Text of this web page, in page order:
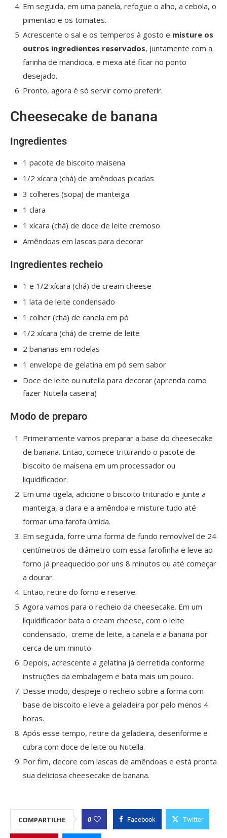
Em seguida, em uma panela, refogue o alho, a cebola, o
pimentão e os tomates.
Acrescente o sal e os temperos à gosto e misture os
outros ingredientes reservados, juntamente com a
farinha de mandioca, e mexa até ficar no ponto
desejado.
Pronto, agora é só servir como preferir.
Cheesecake de banana
Ingredientes
1 pacote de biscoito maisena
1/2 xícara (chá) de amêndoas picadas
3 colheres (sopa) de manteiga
1 clara
1 xícara (chá) de doce de leite cremoso
Amêndoas em lascas para decorar
Ingredientes recheio
1 e 1/2 xícara (chá) de cream cheese
1 lata de leite condensado
1 colher (chá) de canela em pó
1/2 xícara (chá) de creme de leite
2 bananas em rodelas
1 envelope de gelatina em pó sem sabor
Doce de leite ou nutella para decorar (aprenda como
fazer Nutella caseira)
Modo de preparo
Primeiramente vamos preparar a base do cheesecake
de banana. Então, comece triturando o pacote de
biscoito de maisena em um processador ou
liquidificador.
Em uma tigela, adicione o biscoito triturado e junte a
manteiga, a clara e a amêndoa e misture tudo até
formar uma farofa úmida.
Em seguida, forre uma forma de fundo removível de 24
centímetros de diâmetro com essa farofinha e leve ao
forno já preaquecido por uns 8 minutos ou até começar
a dourar.
Então, retire do forno e reserve.
Agora vamos para o recheio da cheesecake. Em um
liquidificador bata o cream cheese, com o leite
condensado, creme de leite, a canela e a banana por
cerca de um minuto.
Depois, acrescente a gelatina já derretida conforme
instruções da embalagem e bata mais um pouco.
Desse modo, despeje o recheio sobre a forma com
base de biscoito e leve a geladeira por pelo menos 4
horas.
Após esse tempo, retire da geladeira, desenforme e
cubra com doce de leite ou Nutella.
Por fim, decore com lascas de amêndoas e está pronta
sua deliciosa cheesecake de banana.
COMPARTILHE 0 Facebook Twitter